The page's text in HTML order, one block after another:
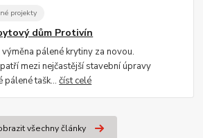
projekty
dům Protivín
pálené krytiny za novou.
mezi nejčastější stavební úpravy
pálené tašk...číst celé
všechny články